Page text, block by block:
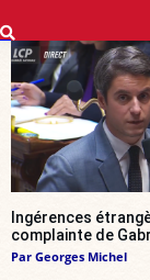
Ingérences
complainte de
Par Georges Michel